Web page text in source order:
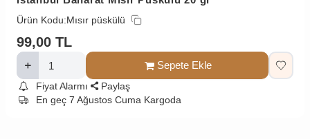
Ürün Kodu:Mısır püskülü
99,00 TL
Sepete Ekle
Fiyat Alarmı
Paylaş
En geç 7 Ağustos Cuma Kargoda